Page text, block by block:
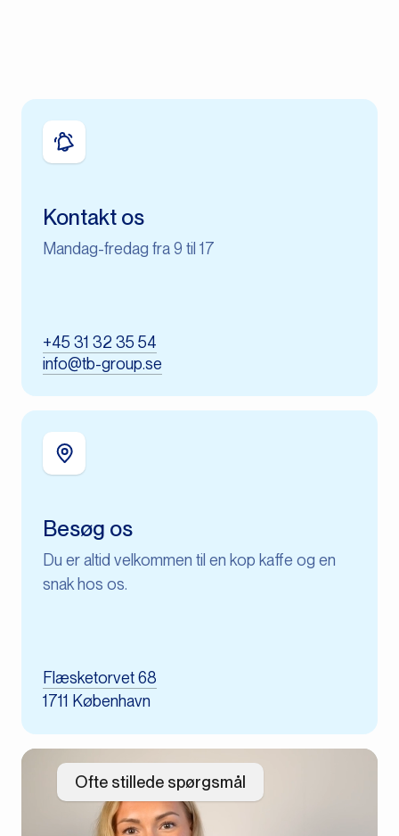
Kontakt os
Mandag-fredag fra 9 til 17​
+45 31 32 35 54
info@tb-group.se
Besøg os
Du er altid velkommen til en kop kaffe og en
snak hos os.​
Flæsketorvet 68
1711 København
Ofte stillede spørgsmål